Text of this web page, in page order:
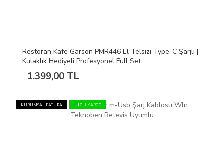
Restoran Kafe Garson PMR446 El Telsizi Type-C Şarjlı |
Kulaklık Hediyeli Profesyonel Full Set
1.399,00 TL
KURUMSAL FATURA HIZLI KARGO